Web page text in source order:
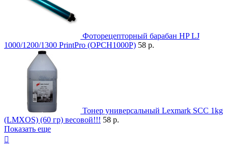
Фоторецепторный барабан HP LJ
1000/1200/1300 PrintPro (OPCH1000P) 58 р.
Тонер универсальный Lexmark SCC 1kg
(LMXOS) (60 гр) весовой!!! 58 р.
Показать еще
